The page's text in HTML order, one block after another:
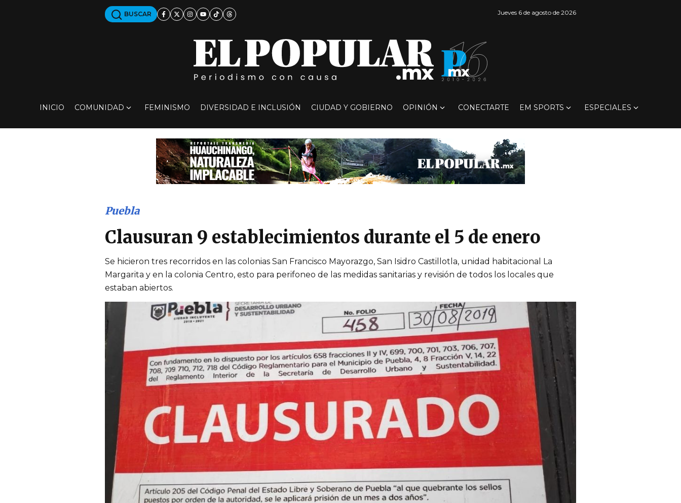
BUSCAR Jueves 6 de agosto de 2026
INICIO COMUNIDAD FEMINISMO DIVERSIDAD E INCLUSIÓN CIUDAD Y GOBIERNO OPINIÓN CONECTARTE EM SPORTS ESPECIALES
Puebla
Clausuran 9 establecimientos durante el 5 de enero
Se hicieron tres recorridos en las colonias San Francisco Mayorazgo, San Isidro Castillotla, unidad habitacional La
Margarita y en la colonia Centro, esto para perifoneo de las medidas sanitarias y revisión de todos los locales que
estaban abiertos.